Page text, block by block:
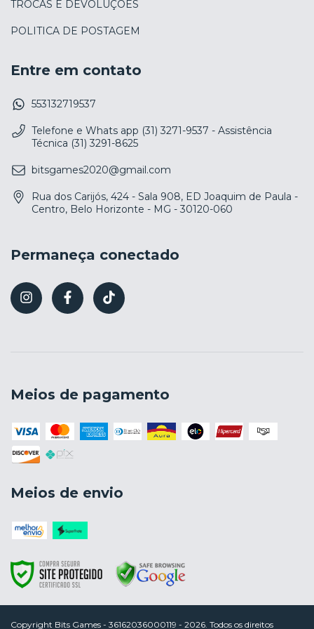
TROCAS E DEVOLUÇÕES
POLITICA DE POSTAGEM
Entre em contato
553132719537
Telefone e Whats app (31) 3271-9537 - Assistência
Técnica (31) 3291-8625
bitsgames2020@gmail.com
Rua dos Carijós, 424 - Sala 908, ED Joaquim de Paula -
Centro, Belo Horizonte - MG - 30120-060
Permaneça conectado
Meios de pagamento
Meios de envio
Copyright Bits Games - 36162036000119 - 2026. Todos os direitos